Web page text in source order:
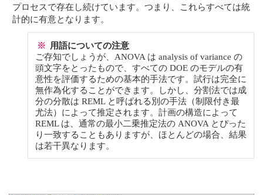
プロセスで存在し続けています。つまり、これらすべては統
計的に有意となります。
※ 用語についての注意
ご存知でしょうが、ANOVA は analysis of variance の
頭文字をとったもので、すべての DOE のモデルの有
意性を評価するための基本的手法です。試行は完全に
無作為化することができます。しかし、分割法では成
分の分散は REML と呼ばれる別の手法（制限付き最
尤法）によって推定されます。計画の構造によって
REML は、通常の最小二乗推定法の ANOVA とぴった
り一致することもありますが、ほとんどの場合、結果
は若干異なります。